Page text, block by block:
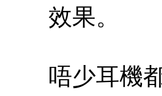
效果。
唔少耳機